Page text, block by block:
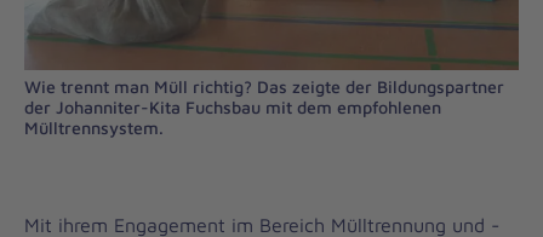
Wie trennt man Müll richtig? Das zeigte der Bildungspartner
der Johanniter-Kita Fuchsbau mit dem empfohlenen
Mülltrennsystem.
Mit ihrem Engagement im Bereich Mülltrennung und -